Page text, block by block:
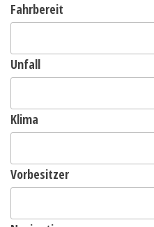
Fahrbereit
Unfall
Klima
Vorbesitzer